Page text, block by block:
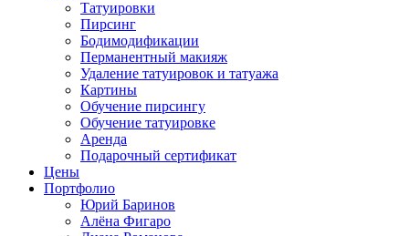
Татуировки
Пирсинг
Бодимодификации
Перманентный макияж
Удаление татуировок и татуажа
Картины
Обучение пирсингу
Обучение татуировке
Аренда
Подарочный сертификат
Цены
Портфолио
Юрий Баринов
Алёна Фигаро